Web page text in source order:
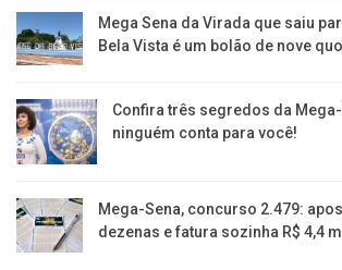
Mega Sena da Virada que saiu
Bela Vista é um bolão de nove
Confira três segredos da
ninguém conta para você!
Mega-Sena, concurso 2.479:
dezenas e fatura sozinha R$ 4,4